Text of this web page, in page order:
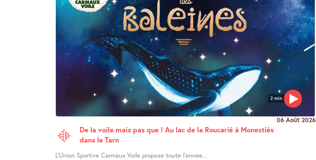
2 min
06 Août 2026
De la voile mais pas que ! Au lac de la Roucarié à Monestiés
dans le Tarn
L’Union Sportive Carmaux Voile propose toute l’année...